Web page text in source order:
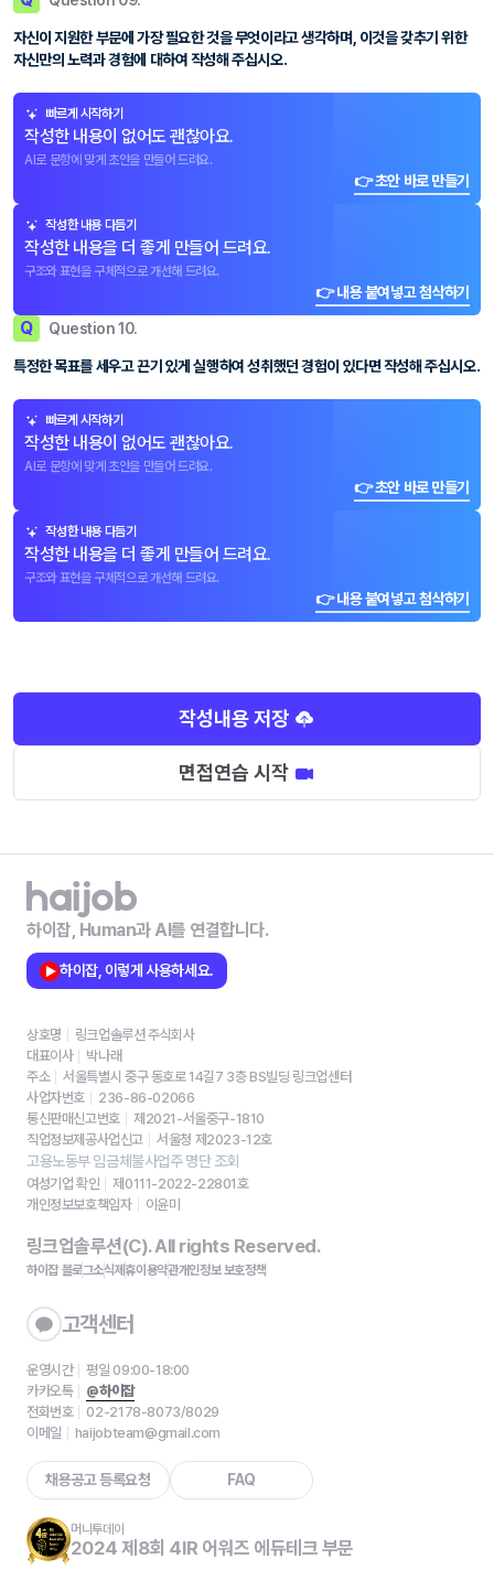
자신이 지원한 부문에 가장 필요한 것을 무엇이라고 생각하며, 이것을 갖추기 위한
자신만의 노력과 경험에 대하여 작성해 주십시오.
빠르게 시작하기
작성한 내용이 없어도 괜찮아요.
AI로 문항에 맞게 초안을 만들어 드려요.
👉 초안 바로 만들기
작성한 내용 다듬기
작성한 내용을 더 좋게 만들어 드려요.
구조와 표현을 구체적으로 개선해 드려요.
👉 내용 붙여넣고 첨삭하기
Q Question 10.
특정한 목표를 세우고 끈기 있게 실행하여 성취했던 경험이 있다면 작성해 주십시오.
빠르게 시작하기
작성한 내용이 없어도 괜찮아요.
AI로 문항에 맞게 초안을 만들어 드려요.
👉 초안 바로 만들기
작성한 내용 다듬기
작성한 내용을 더 좋게 만들어 드려요.
구조와 표현을 구체적으로 개선해 드려요.
👉 내용 붙여넣고 첨삭하기
작성내용 저장
면접연습 시작
하이잡, Human과 AI를 연결합니다.
하이잡, 이렇게 사용하세요.
상호명
링크업솔루션 주식회사
대표이사
박나래
주소
서울특별시 중구 동호로 14길7 3층 BS빌딩 링크업센터
사업자번호
236-86-02066
통신판매신고번호
제2021-서울중구-1810
직업정보제공사업신고
서울청 제2023-12호
고용노동부 임금체불사업주 명단 조회
여성기업 확인
제0111-2022-22801호
개인정보보호책임자
이윤미
링크업솔루션(C). All rights Reserved.
하이잡 블로그소식제휴이용약관개인정보 보호정책
고객센터
운영시간
평일 09:00-18:00
카카오톡
@하이잡
전화번호
02-2178-8073/8029
이메일
haijobteam@gmail.com
채용공고 등록요청 FAQ
머니투데이
2024 제8회 4IR 어워즈 에듀테크 부문